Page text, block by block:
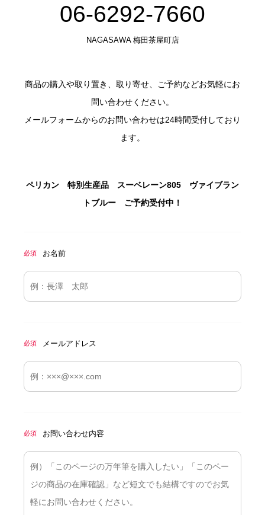
06-6292-7660
NAGASAWA 梅田茶屋町店
商品の購入や取り置き、取り寄せ、ご予約などお気軽にお
問い合わせください。
メールフォームからのお問い合わせは24時間受付しており
ます。
ペリカン 特別生産品 スーベレーン805 ヴァイブラン
トブルー ご予約受付中！
必須 お名前
必須 メールアドレス
必須 お問い合わせ内容